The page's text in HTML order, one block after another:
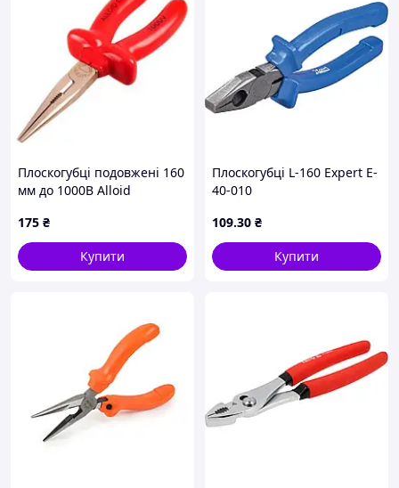
Плоскогубці подовжені 160
мм до 1000В Alloid
175 ₴
Купити
Плоскогубці L-160 Expert E-
40-010
109.30 ₴
Купити